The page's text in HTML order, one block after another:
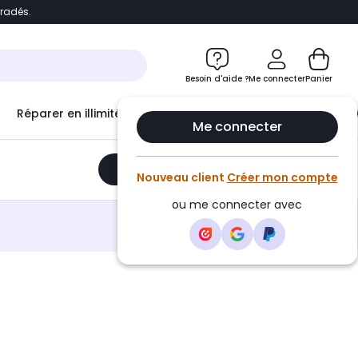
Accéder directement au chatbot
Besoin d'aide ?Me connecter
Me connecter
Nouveau client Créer mon compte
ou me connecter avec
Panier
Réparer en illimité avec Le Club Infinity
Ajouter au panier •